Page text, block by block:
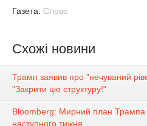
Газета: Слово
Схожі новини
Трамп заявив про "нечуваний
"Закрити цю структуру!"
Bloomberg: Мирний план Трампа
наступного тижня